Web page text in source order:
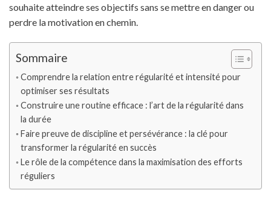
souhaite atteindre ses objectifs sans se mettre en danger ou
perdre la motivation en chemin.
Sommaire
Comprendre la relation entre régularité et intensité pour
optimiser ses résultats
Construire une routine efficace : l’art de la régularité dans
la durée
Faire preuve de discipline et persévérance : la clé pour
transformer la régularité en succès
Le rôle de la compétence dans la maximisation des efforts
réguliers